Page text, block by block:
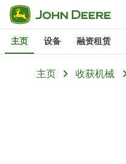
跳
至
主
主页 设备 融资租赁
主页 收获机械